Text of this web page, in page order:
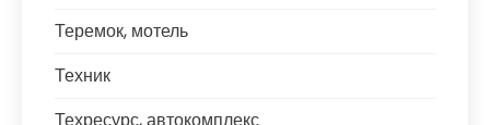
Теремок, мотель
Техник